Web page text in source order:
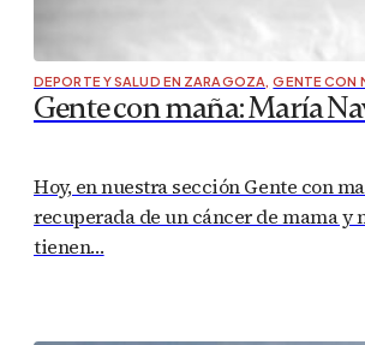
DEPORTE Y SALUD EN ZARAGOZA, GENTE CON
Gente con maña: María
Hoy, en nuestra sección Gente con
recuperada de un cáncer de mama y
tienen…